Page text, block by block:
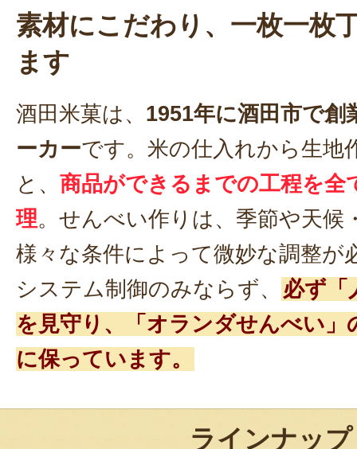
素材にこだわり、一枚一枚
ます
酒田米菓は、 1951年に酒田市で創
ーカーです。米の仕入れから生地
と、 商品ができるまでの工程を全
理。せんべい作りは、季節や天候
様々な条件によって微妙な調整が
システム制御のみならず、
必ず「
を見守り、「オランダせんべい」
に保っています。
ラインナップ